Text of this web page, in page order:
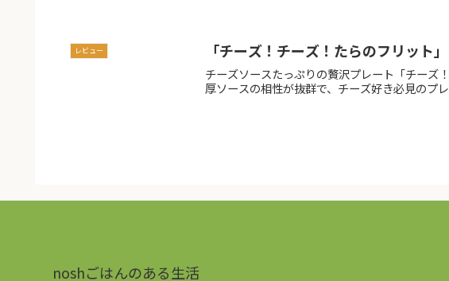
レビュー 「チーズ！チーズ！たらのフリット
チーズソースたっぷりの贅沢プレート「チーズ
厚ソースの相性が抜群で、チーズ好き必見のプ
noshごはんのある生活